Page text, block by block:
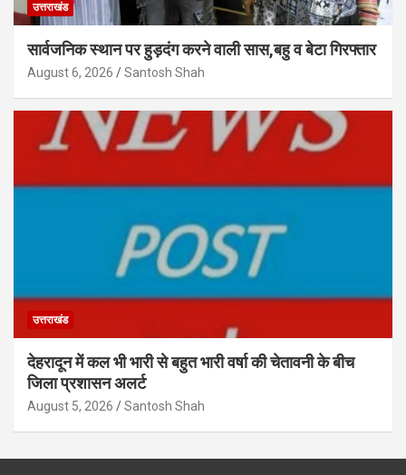
उत्तराखंड
सार्वजनिक स्थान पर हुड़दंग करने वाली सास,बहु व बेटा गिरफ्तार
August 6, 2026 Santosh Shah
उत्तराखंड
देहरादून में कल भी भारी से बहुत भारी वर्षा की चेतावनी के बीच
जिला प्रशासन अलर्ट
August 5, 2026 Santosh Shah